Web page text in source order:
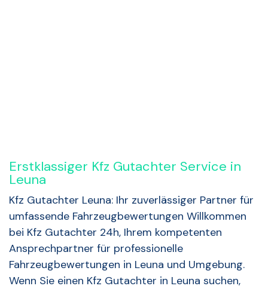
Erstklassiger Kfz Gutachter Service in
Leuna
Kfz Gutachter Leuna: Ihr zuverlässiger Partner für
umfassende Fahrzeugbewertungen Willkommen
bei Kfz Gutachter 24h, Ihrem kompetenten
Ansprechpartner für professionelle
Fahrzeugbewertungen in Leuna und Umgebung.
Wenn Sie einen Kfz Gutachter in Leuna suchen,